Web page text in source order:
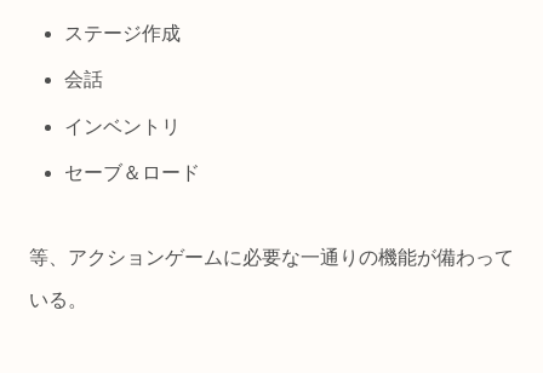
ステージ作成
会話
インベントリ
セーブ＆ロード
等、アクションゲームに必要な一通りの機能が備わって
いる。